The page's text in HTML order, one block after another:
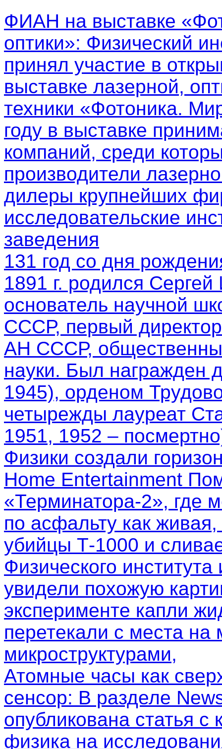
ФИАН на выставке
оптики»: Физический
принял участие в
выставке лазерной,
техники «Фотоника.
году в выставке
компаний, среди
производители
дилеры крупнейших
исследовательские
заведения
131 год со дня
1891 г. родился
основатель научной
СССР, первый
АН СССР,
науки. Был награжден
1945), орденом
четырежды лауреат
1951, 1952 –
Физики создали
Home Entertainment
«Терминатора-2», где
по асфальту как
убийцы Т-1000 и
Физического
увидели похожую
эксперименте капли
перетекали с места на
микроструктурами,
Атомные часы как
сенсор: В разделе
опубликована статья
физика на